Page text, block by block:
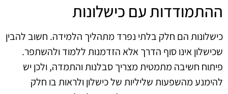
ההתמודדות עם כישלונות
כישלונות הם חלק בלתי נפרד מתהליך הלמידה. חשוב להבין
שכישלון אינו סוף הדרך אלא הזדמנות ללמוד ולהשתפר.
פיתוח חשיבה מתמטית מצריך סבלנות והתמדה, ולכן יש
להימנע מהשפעות שליליות של כישלון ולראות בו חלק